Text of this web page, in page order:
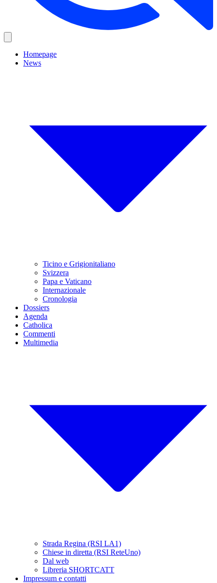
Homepage
News
Ticino e Grigionitaliano
Svizzera
Papa e Vaticano
Internazionale
Cronologia
Dossiers
Agenda
Catholica
Commenti
Multimedia
Strada Regina (RSI LA1)
Chiese in diretta (RSI ReteUno)
Dal web
Libreria SHORTCATT
Impressum e contatti